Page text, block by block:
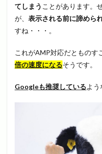
てしまう ことがあります。
が、 表示される前に諦めら
すね・・・。
これがAMP対応だとものす
倍の速度になるそうです。
Googleも推奨しているよう